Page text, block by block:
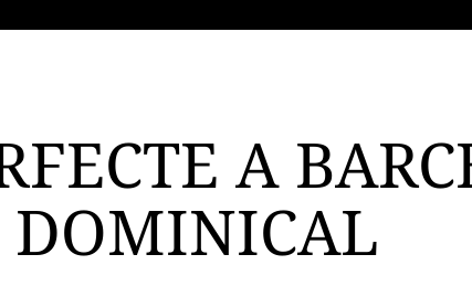
A
DOMINICAL